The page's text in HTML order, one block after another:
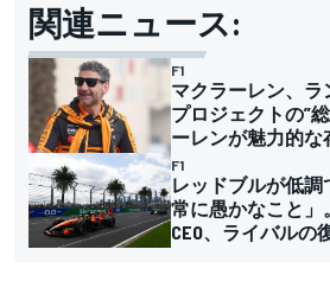
関連ニュース:
F1
マクラーレン、
プロジェクトの”
ーレンが魅力的な
F1
レッドブルが低
常に愚かなこと」
CEO、ライバルの